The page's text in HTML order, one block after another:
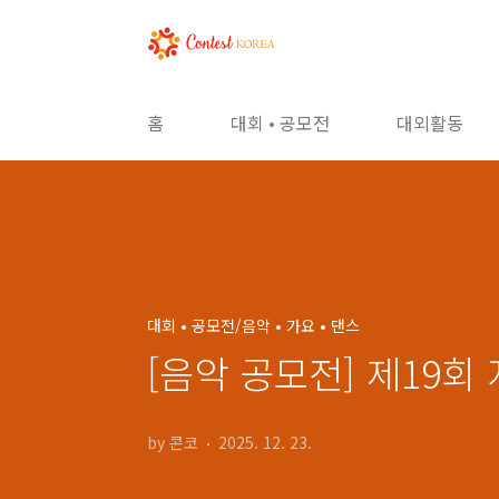
홈 대회 • 공모전 대외활동
대회 • 공모전/음악 • 가요 • 댄스
[음악 공모전] 제19회
by 콘코 2025. 12. 23.